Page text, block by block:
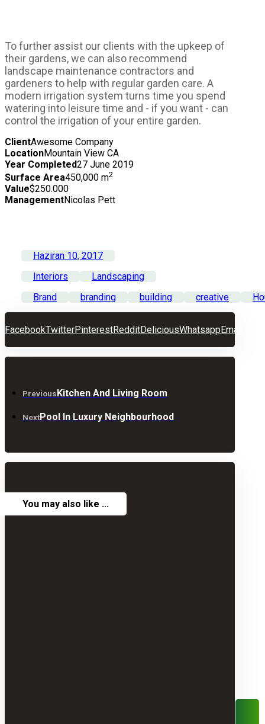
To further assist our clients with the upkeep of
their gardens, we can also recommend
landscape maintenance contractors and
gardeners to help with regular garden care. A
modern irrigation system turns time you spend
watering into leisure time and - if you want - can
control the irrigation of your entire garden.
ClientAwesome Company
LocationMountain View CA
Year Completed27 June 2019
Surface Area450,000 m2
Value$250.000
ManagementNicolas Pett
Haziran 10, 2017
Interiors
Landscaping
Brand
branding building creative
FacebookTwitterPinterestRedditDeliciousWhatsapp Email
PreviousKitchen And Living Room
NextPool In Luxury Neighbourhood
You may also like ...